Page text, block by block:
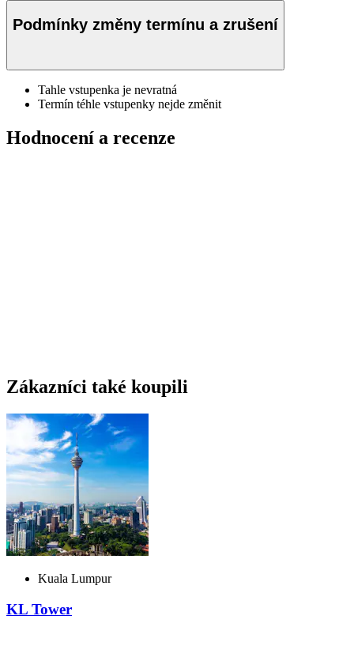
Podmínky změny termínu a zrušení
Tahle vstupenka je nevratná
Termín téhle vstupenky nejde změnit
Hodnocení a recenze
Zákazníci také koupili
Kuala Lumpur
KL Tower